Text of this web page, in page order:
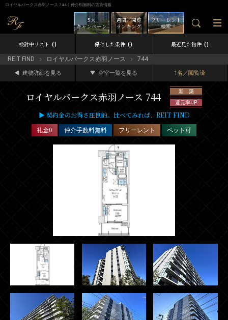
ロイヤルパークス赤羽ノース 744｜仲介料無料の賃貸情報
フリーレント
検索
週間／閲覧
ランキング
5大
キャンペーン
検討中リスト 0 保存した条件 0 最近見た物件 0
REIT FIND ロイヤルパークス赤羽ノース 744
建物詳細を見る 空室一覧を見る 1名／閲覧済
ロイヤルパークス赤羽ノース 744
新 築
還元率UP
▶ 契約金のお得さ圧倒的。比べてみれば、REIT FIND
礼金0 仲介手数料無料 フリーレント ペット可